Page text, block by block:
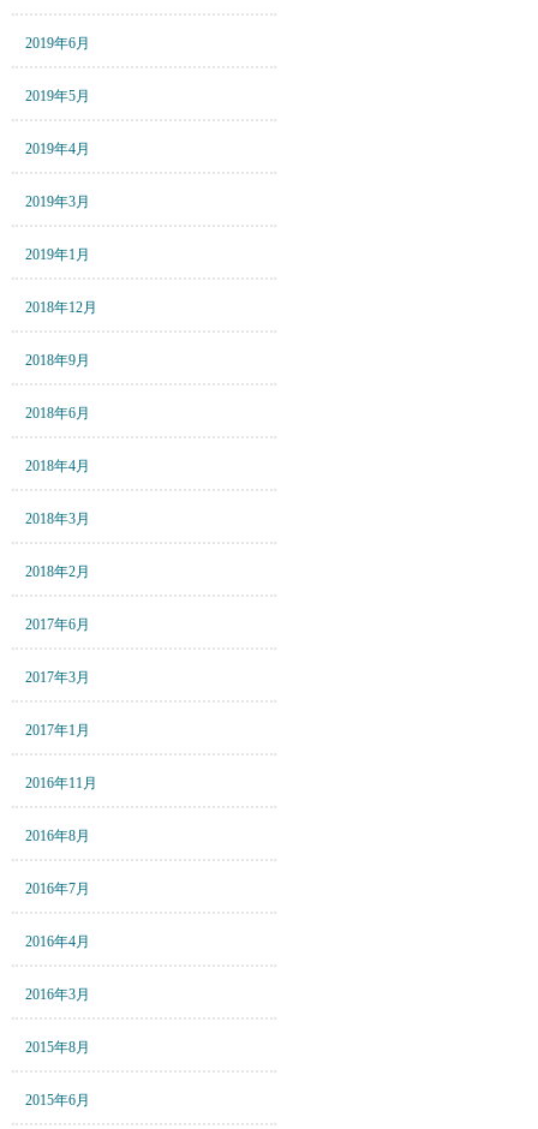
2019年6月
2019年5月
2019年4月
2019年3月
2019年1月
2018年12月
2018年9月
2018年6月
2018年4月
2018年3月
2018年2月
2017年6月
2017年3月
2017年1月
2016年11月
2016年8月
2016年7月
2016年4月
2016年3月
2015年8月
2015年6月